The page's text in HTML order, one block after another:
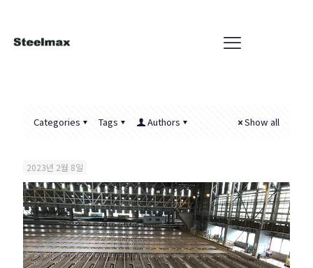
Categories Tags Authors Show all
2023년 2월 8일